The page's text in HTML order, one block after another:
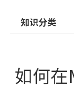
知识分类
如何